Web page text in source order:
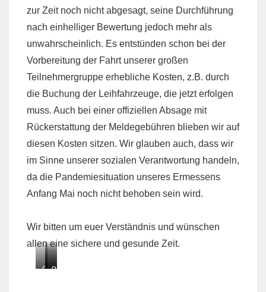
zur Zeit noch nicht abgesagt, seine Durchführung
nach einhelliger Bewertung jedoch mehr als
unwahrscheinlich. Es entstünden schon bei der
Vorbereitung der Fahrt unserer großen
Teilnehmergruppe erhebliche Kosten, z.B. durch
die Buchung der Leihfahrzeuge, die jetzt erfolgen
muss. Auch bei einer offiziellen Absage mit
Rückerstattung der Meldegebühren blieben wir auf
diesen Kosten sitzen. Wir glauben auch, dass wir
im Sinne unserer sozialen Verantwortung handeln,
da die Pandemiesituation unseres Ermessens
Anfang Mai noch nicht behoben sein wird.
Wir bitten um euer Verständnis und wünschen
allen eine sichere und gesunde Zeit.
F D
B